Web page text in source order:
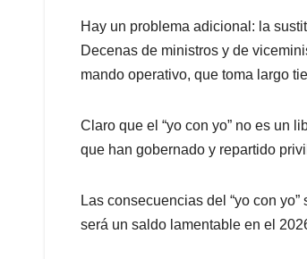
Hay un problema adicional: la
Decenas de ministros y de
mando operativo, que toma largo
Claro que el “yo con yo” no es un
que han gobernado y repartido
Las consecuencias del “yo con
será un saldo lamentable en el